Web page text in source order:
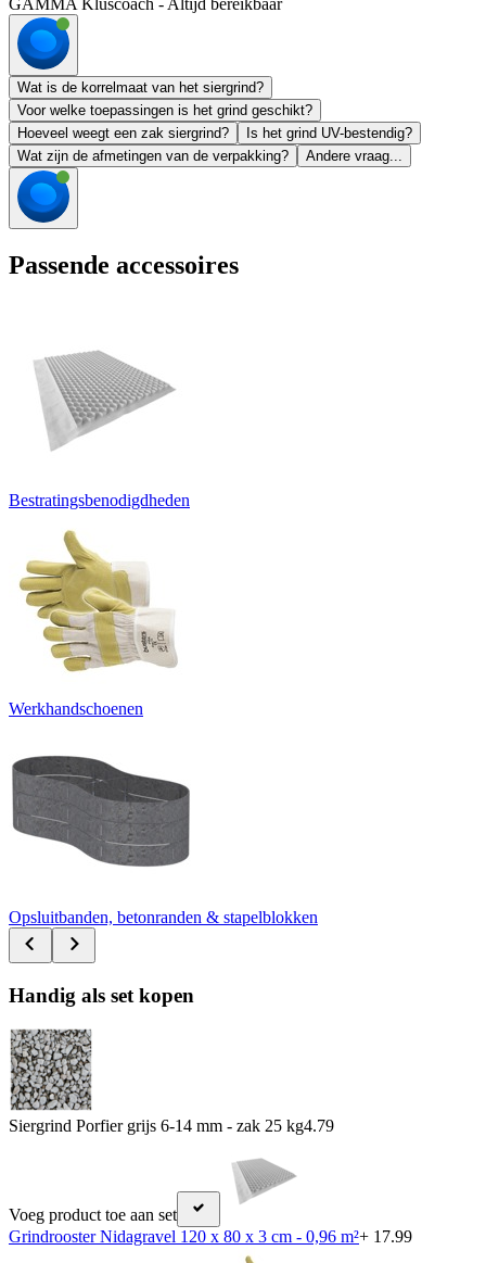
GAMMA Kluscoach - Altijd bereikbaar
Wat is de korrelmaat van het siergrind?
Voor welke toepassingen is het grind geschikt?
Hoeveel weegt een zak siergrind?
Is het grind UV-bestendig?
Wat zijn de afmetingen van de verpakking?
Andere vraag...
Passende accessoires
Bestratingsbenodigdheden
Werkhandschoenen
Opsluitbanden, betonranden & stapelblokken
Handig als set kopen
Siergrind Porfier grijs 6-14 mm - zak 25 kg4.79
Voeg product toe aan set
Grindrooster Nidagravel 120 x 80 x 3 cm - 0,96 m²+ 17.99